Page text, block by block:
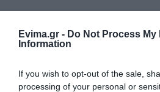
Evima.gr - Do Not Process My
Information
If you wish to opt-out of the sale,
processing of your personal or
Ρίγη συγκίνησης στην Εύβοια!
Ιερά Μονή Οσίου Δαυΐδ έλαμψε
08.08.2026 | 21:00